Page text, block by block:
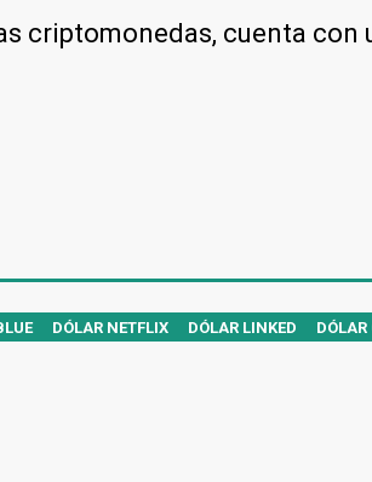
criptomonedas, cuenta con
DÓLAR NETFLIX DÓLAR LINKED